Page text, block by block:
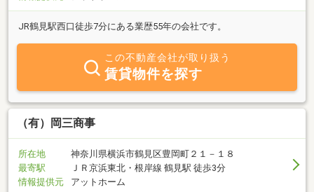
JR鶴見駅西口徒歩7分にある業歴55年の会社です。
この不動産会社が取り扱う
賃貸物件を探す
（有）岡三商事
所在地
神奈川県横浜市鶴見区豊岡町２１－１８
最寄駅
ＪＲ京浜東北・根岸線 鶴見駅 徒歩3分
情報提供元
アットホーム